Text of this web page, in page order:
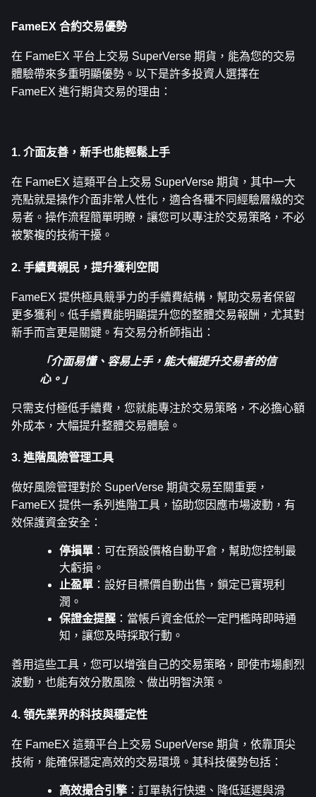
FameEX 合約交易優勢
在 FameEX 平台上交易 SuperVerse 期貨，能為您的交易
體驗帶來多重明顯優勢。以下是許多投資人選擇在
FameEX 進行期貨交易的理由：
1. 介面友善，新手也能輕鬆上手
在 FameEX 這類平台上交易 SuperVerse 期貨，其中一大
亮點就是操作介面非常人性化，適合各種不同經驗層級的交
易者。操作流程簡單明瞭，讓您可以專注於交易策略，不必
被繁複的技術干擾。
2. 手續費親民，提升獲利空間
FameEX 提供極具競爭力的手續費結構，幫助交易者保留
更多獲利。低手續費能明顯提升您的整體交易報酬，尤其對
新手而言更是關鍵。有交易分析師指出：
「介面易懂、容易上手，能大幅提升交易者的信
心。」
只需支付極低手續費，您就能專注於交易策略，不必擔心額
外成本，大幅提升整體交易體驗。
3. 進階風險管理工具
做好風險管理對於 SuperVerse 期貨交易至關重要，
FameEX 提供一系列進階工具，協助您因應市場波動，有
效保護資金安全：
停損單 ：可在預設價格自動平倉，幫助您控制最
大虧損。
止盈單 ：設好目標價自動出售，鎖定已實現利
潤。
保證金提醒 ：當帳戶資金低於一定門檻時即時通
知，讓您及時採取行動。
善用這些工具，您可以增強自己的交易策略，即使市場劇烈
波動，也能有效分散風險、做出明智決策。
4. 領先業界的科技與穩定性
在 FameEX 這類平台上交易 SuperVerse 期貨，依靠頂尖
技術，能確保穩定高效的交易環境。其科技優勢包括：
高效撮合引擎 ：訂單執行快速、降低延遲與滑